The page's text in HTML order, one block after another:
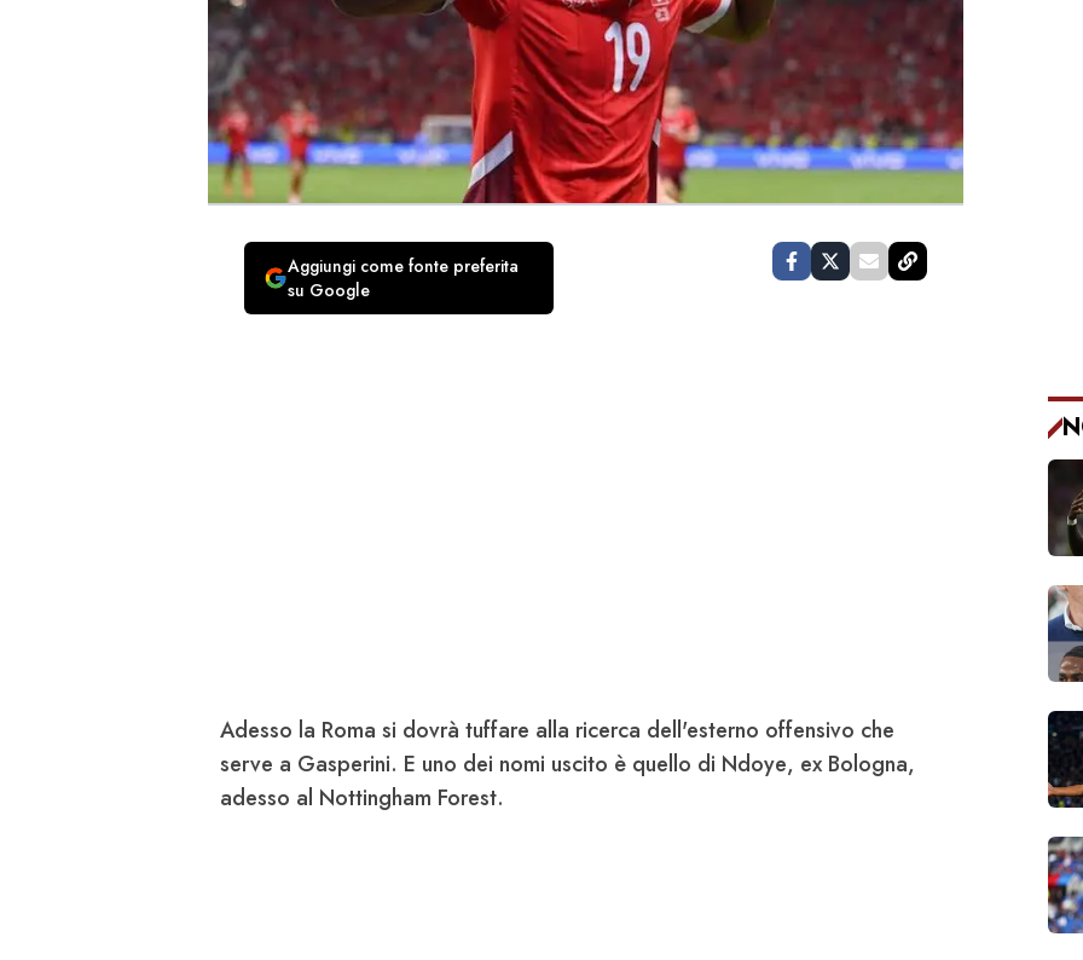
Aggiungi come fonte preferita
su Google
Adesso la Roma si dovrà tuffare alla ricerca dell'esterno offensivo che
serve a Gasperini. E uno dei nomi uscito è quello di Ndoye, ex Bologna,
adesso al Nottingham Forest.